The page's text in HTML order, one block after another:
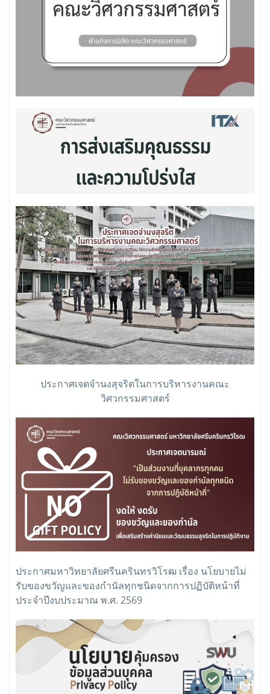
ประกาศเจตจำนงสุจริตในการบริหารงานคณะ
วิศวกรรมศาสตร์
ประกาศมหาวิทยาลัยศรีนครินทรวิโรฒ เรื่อง นโยบายไม่
รับของขวัญและของกำนัลทุกชนิดจากการปฏิบัติหน้าที่
ประจำปีงบประมาณ พ.ศ. 2569